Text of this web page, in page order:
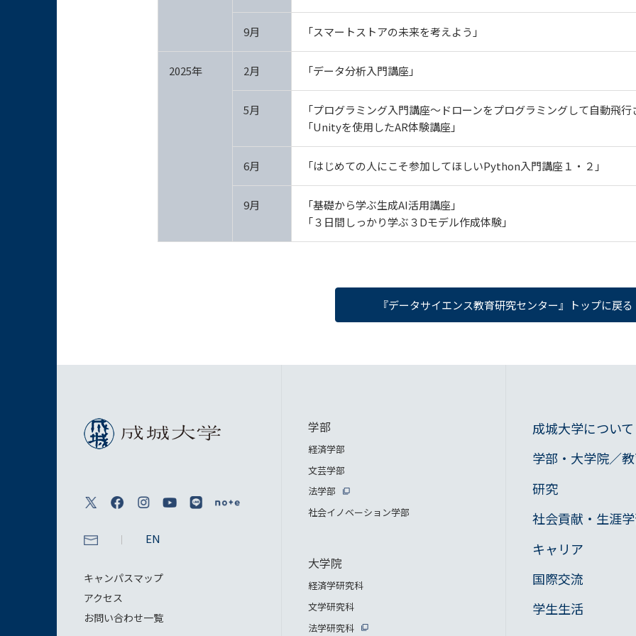
9月 「スマートストアの未来を考えよう」
2025年 2月 「データ分析入門講座」
5月
「プログラミング入門講座～ドローンをプログラミングして自動飛行
「Unityを使用したAR体験講座」
6月 「はじめての人にこそ参加してほしいPython入門講座１・２」
9月
「基礎から学ぶ生成AI活用講座」
「３日間しっかり学ぶ３Dモデル作成体験」
『データサイエンス教育研究センター』トップに戻る
EN
キャンパスマップ
アクセス
お問い合わせ一覧
学部
経済学部
文芸学部
法学部
社会イノベーション学部
大学院
経済学研究科
文学研究科
法学研究科
成城大学について
学部・大学院／
研究
社会貢献・生涯
キャリア
国際交流
学生生活